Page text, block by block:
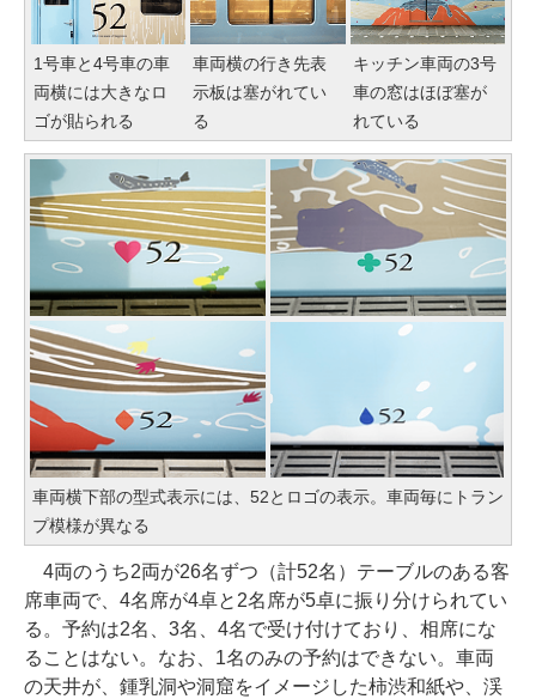
1号車と4号車の車
両横には大きなロ
ゴが貼られる
車両横の行き先表
示板は塞がれてい
る
キッチン車両の3号
車の窓はほぼ塞が
れている
車両横下部の型式表示には、52とロゴの表示。車両毎にトラン
プ模様が異なる
4両のうち2両が26名ずつ（計52名）テーブルのある客
席車両で、4名席が4卓と2名席が5卓に振り分けられてい
る。予約は2名、3名、4名で受け付けており、相席にな
ることはない。なお、1名のみの予約はできない。車両
の天井が、鍾乳洞や洞窟をイメージした柿渋和紙や、渓